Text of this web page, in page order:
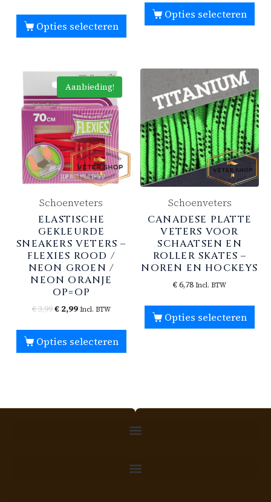
Opties selecteren
Opties selecteren
Aanbieding!
Schoenveters
ELASTISCHE
GEKLEURDE
SNEAKERS VETERS –
FLEXIES ROOD /
NEON GROEN /
NEON ORANJE
OP=OP
€3,99€2,99 Incl. BTW
Opties selecteren
Schoenveters
CANADESE PLATTE
VETERS VOOR
SCHAATSEN EN
ROLLER SKATES –
NOREN EN HOCKEYS
€6,78 Incl. BTW
Opties selecteren